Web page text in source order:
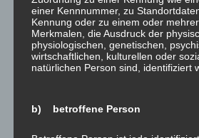
kurz und knapp:
Brancheninfos
erneuerbare Energien
kurz und
einer Kennnummer, zu
Kennung oder zu einem oder
Merkmalen, die Ausdruck der
physiologischen, genetischen,
wirtschaftlichen, kulturellen oder
natürlichen Person sind, identifiziert
b) betroffene Person